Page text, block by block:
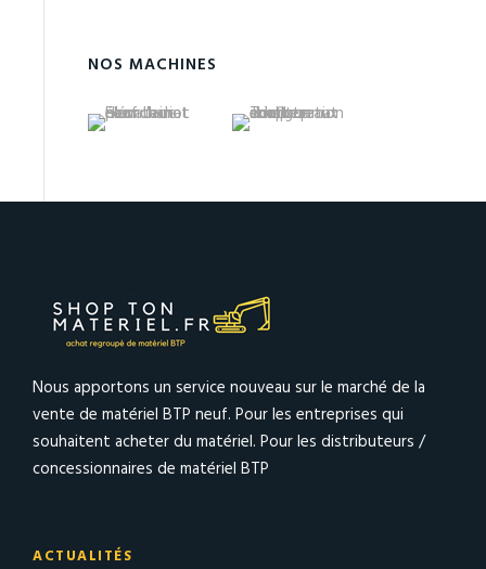
NOS MACHINES
Nous apportons un service nouveau sur le marché de la
vente de matériel BTP neuf. Pour les entreprises qui
souhaitent acheter du matériel. Pour les distributeurs /
concessionnaires de matériel BTP
ACTUALITÉS